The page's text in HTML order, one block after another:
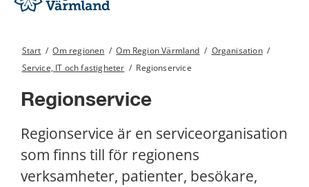
Start / Om regionen / Om Region Värmland / Organisation /
Service, IT och fastigheter / Regionservice
Regionservice
Regionservice är en serviceorganisation
som finns till för regionens
verksamheter, patienter, besökare,